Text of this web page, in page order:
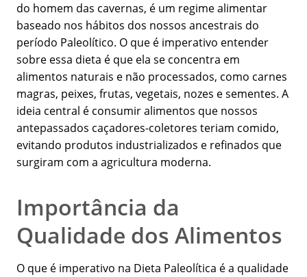
do homem das cavernas, é um regime alimentar
baseado nos hábitos dos nossos ancestrais do
período Paleolítico. O que é imperativo entender
sobre essa dieta é que ela se concentra em
alimentos naturais e não processados, como carnes
magras, peixes, frutas, vegetais, nozes e sementes. A
ideia central é consumir alimentos que nossos
antepassados caçadores-coletores teriam comido,
evitando produtos industrializados e refinados que
surgiram com a agricultura moderna.
Importância da
Qualidade dos Alimentos
O que é imperativo na Dieta Paleolítica é a qualidade